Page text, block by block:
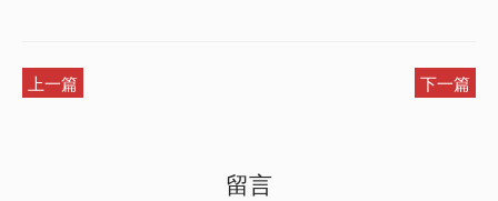
上一篇 下一篇
留言